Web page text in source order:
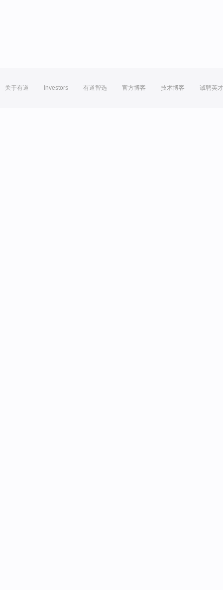
关于有道 Investors 有道智选 官方博客 技术博客 诚聘英才